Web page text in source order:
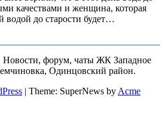
качествами и женщина, которая
водой до старости будет…
форум, чаты ЖК Западное
Одинцовский район.
| Theme: SuperNews by Acme